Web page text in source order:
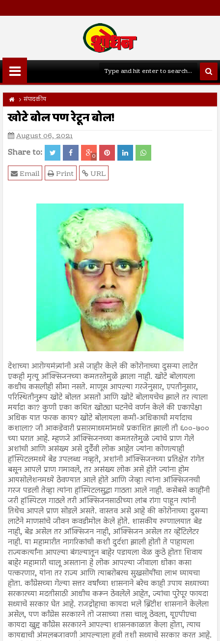
संपादकीय
खोटे बोल पण रेटून बोल!
August 06, 2021
Share to: 0
URL
Print
Email
देशाच्या आरोग्यमंत्र्यांनी असे जाहीर केले की कोरोनाच्या दुसऱ्या लाटेत
एकही मृत्यू ऑक्सिजनच्या कमतरतेमुळे झाला नाही. खोटे बोलायला
कधीच कसलीही सीमा नसते. माणूस आपल्या गरजेनुसार, एपतीनुसार,
परिस्थितीनुरूप खोटे बोलत असतो आणि खोटे बोलायचेच झाले तर त्याला
मर्यादा का? कुणी एका कथित खोट्या घटनेचे वर्णन केले की एकापेक्षा
अधिक यात फरक काय? खोटे बोलायला कमी-अधिकाची मर्यादाच
कशाला? जी आकडेवारी प्रसारमाध्यमांमध्ये प्रकाशित झाली ती ६००-७००
च्या घरात आहे. म्हणजे ऑक्सिजनच्या कमतरतेमुळे ज्यांचे प्राण गेले
अशांची आणि असंख्य असे दुर्दैवी लोक आहेत ज्यांना कोणत्याही
हॉस्पिटलमध्ये बेड उपलब्ध नव्हते, अशांनी ऑक्सिजनच्या प्रतिक्षेत रांगेत
बसून आपले प्राण गमावले, तर असंख्य लोक असे होते ज्यांना होम
आयसोलेशनमध्ये ठेवण्यात आले होते आणि जेव्हा त्यांना ऑक्सिजनची
गरज पडली तेव्हा त्यांना हॉस्पिटलसुद्धा गाठता आले नाही. कसेबसे काहींनी
जरी हॉस्पिटल गाठले तरी ऑक्सिजनसाठीच्या लांब रांगा पाहून त्यांनी
तिथेच आपले प्राण सोडले असते. वास्तव असे आहे की कोरोनाच्या दुसऱ्या
लाटेने माणसांचे जीवन कवडीमोल केले होते. शासकीय रुग्णालयात बेड
नाही, बेड असेल तर ऑक्सिजन नाही, ऑक्सिजन असेल तर व्हेंटिलेटर
नाही. या महामारीत नागरिकांची कशी दुर्दशा झाली होती ते पाहायला
राज्यकर्त्यांना आपल्या बंगल्यातून बाहेर पडायला वेळ कुठे होता! शिवाय
बाहेर महामारी चालू असताना हे लोक आपल्या जीवाला धोका कसा
पत्करणार, यांना तर राज्य आणि त्याबरोबरच सुखसोयींचा लाभ घ्यायचा
होता. काँग्रेसच्या गेल्या सत्तर वर्षांच्या शासनाने बरेच काही उपाय सध्याच्या
सरकारच्या मदतीसाठी आधीच करून ठेवलेले आहेत, ज्यांचा पुरेपूर फायदा
सध्याचे सरकार घेत आहे. राजद्रोहाचा कायदा भले ब्रिटीश शासनाने केलेला
असेल, पण काँग्रेस सरकारने तो जसाच्या तसा चालू ठेवला, यूएपीएचा
कायदा खुद्द काँग्रेस सरकारने आपल्या शासनकाळात केला होता, त्याच
कायद्याची अंमलबजावणी आपल्याला हवी तशी सध्याचे सरकार करत आहे.